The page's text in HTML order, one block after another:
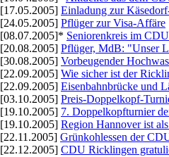
[17.05.2005] Einladung zur
[24.05.2005] Pflüger zur Visa-Affäre
[08.07.2005]* Seniorenkreis im
[20.08.2005] Pflüger, MdB: "Unser
[30.08.2005] Vorbeugender
[22.09.2005] Wie sicher ist der
[22.09.2005] Eisenbahnbrücke und
[03.10.2005] Preis-Doppelkopf-
[19.10.2005] 7. Doppelkopfturnier
[19.10.2005] Region Hannover ist
[22.11.2005] Grünkohlessen der
[22.12.2005] CDU Ricklingen